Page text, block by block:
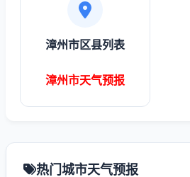
漳州市区县列表
漳州市天气预报
热门城市天气预报